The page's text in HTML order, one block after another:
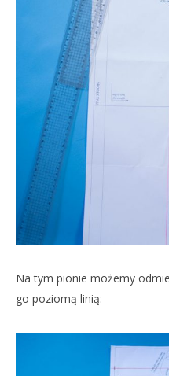
Na tym pionie możemy
go poziomą linią: